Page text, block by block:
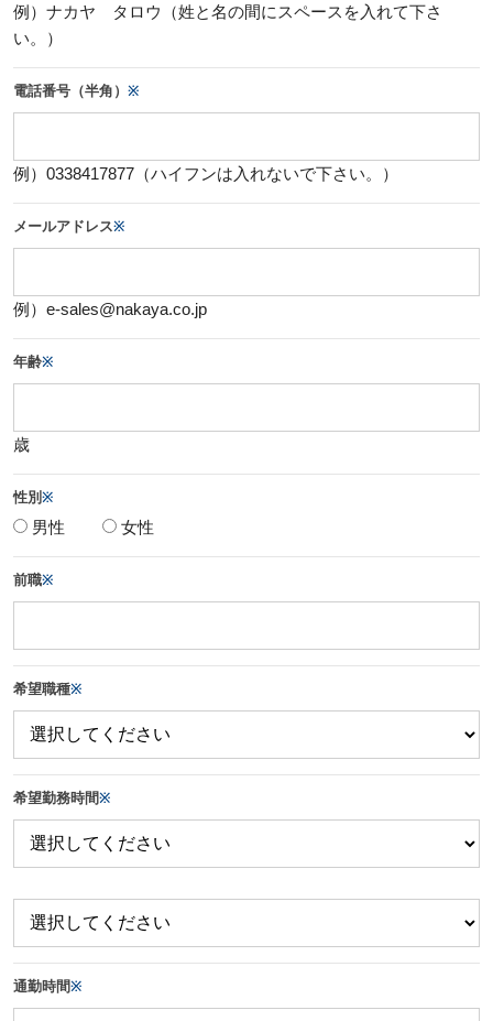
例）ナカヤ タロウ（姓と名の間にスペースを入れて下さ
い。）
電話番号（半角） ※
例）0338417877（ハイフンは入れないで下さい。）
メールアドレス※
例）e-sales@nakaya.co.jp
年齢※
歳
性別 ※
男性 女性
前職※
希望職種※
希望勤務時間※
通勤時間※